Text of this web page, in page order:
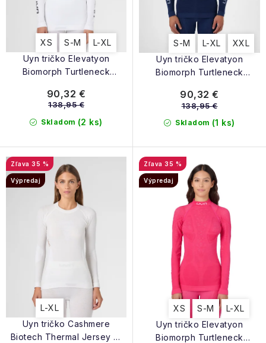
Uyn tričko Elevatyon
Biomorph Turtleneck
XS S-M L-XL
Skladom (2 ks)
90,32 €
138,95 €
Uyn tričko Elevatyon
Biomorph Turtleneck
S-M L-XL XXL
Skladom (1 ks)
90,32 €
138,95 €
Uyn tričko Cashmere
Biotech Thermal Jersey W
35 %
Výpredaj
L-XL
Uyn tričko Elevatyon
Biomorph Turtleneck
35 %
Výpredaj
XS S-M L-XL